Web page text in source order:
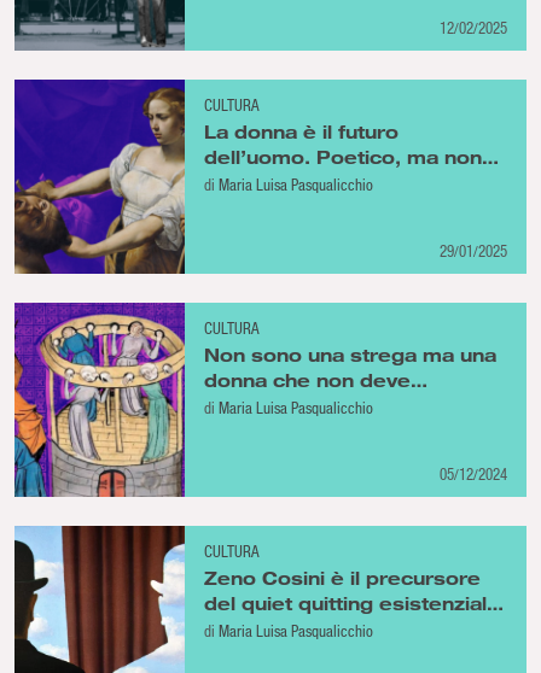
12/02/2025
CULTURA
La donna è il futuro
dell’uomo. Poetico, ma non
basta
diMaria Luisa Pasqualicchio
29/01/2025
CULTURA
Non sono una strega ma una
donna che non deve
soddisfare le vostre
diMaria Luisa Pasqualicchio
05/12/2024
CULTURA
Zeno Cosini è il precursore
del quiet quitting esistenziale:
una guida realistica per inetti
diMaria Luisa Pasqualicchio